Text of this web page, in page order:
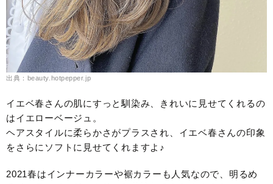
出典：beauty.hotpepper.jp
イエベ春さんの肌にすっと馴染み、きれいに見せてくれるの
はイエローベージュ。
ヘアスタイルに柔らかさがプラスされ、イエベ春さんの印象
をさらにソフトに見せてくれますよ♪
2021春はインナーカラーや裾カラーも人気なので、明るめ